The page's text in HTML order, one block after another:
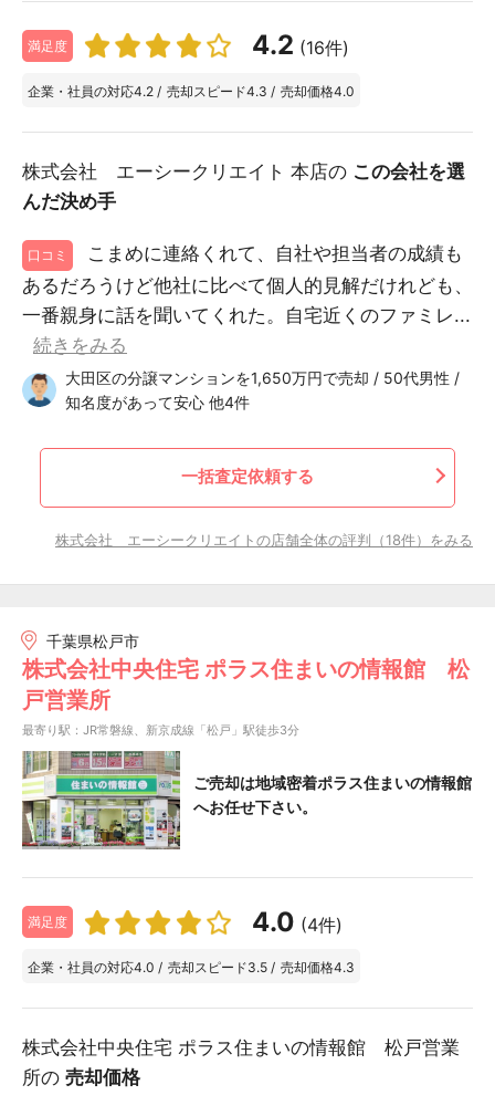
満足度 4.2 (16件)
企業・社員の対応4.2 / 売却スピード4.3 / 売却価格4.0
株式会社 エーシークリエイト 本店の この会社を選
んだ決め手
口コミ
こまめに連絡くれて、自社や担当者の成績も
あるだろうけど他社に比べて個人的見解だけれども、
一番親身に話を聞いてくれた。自宅近くのファミレ...
続きをみる
大田区の分譲マンションを1,650万円で売却 / 50代男性 /
知名度があって安心 他4件
一括査定依頼する
株式会社 エーシークリエイトの店舗全体の評判（18件）をみる
千葉県松戸市
株式会社中央住宅 ポラス住まいの情報館 松
戸営業所
最寄り駅：JR常磐線、新京成線「松戸」駅徒歩3分
ご売却は地域密着ポラス住まいの情報館
へお任せ下さい。
満足度 4.0 (4件)
企業・社員の対応4.0 / 売却スピード3.5 / 売却価格4.3
株式会社中央住宅 ポラス住まいの情報館 松戸営業
所の 売却価格